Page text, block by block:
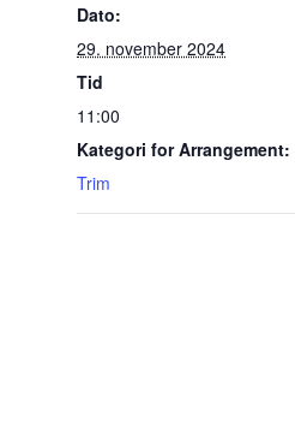
Dato:
29. november 2024
Tid
11:00
Kategori for Arrangement:
Trim